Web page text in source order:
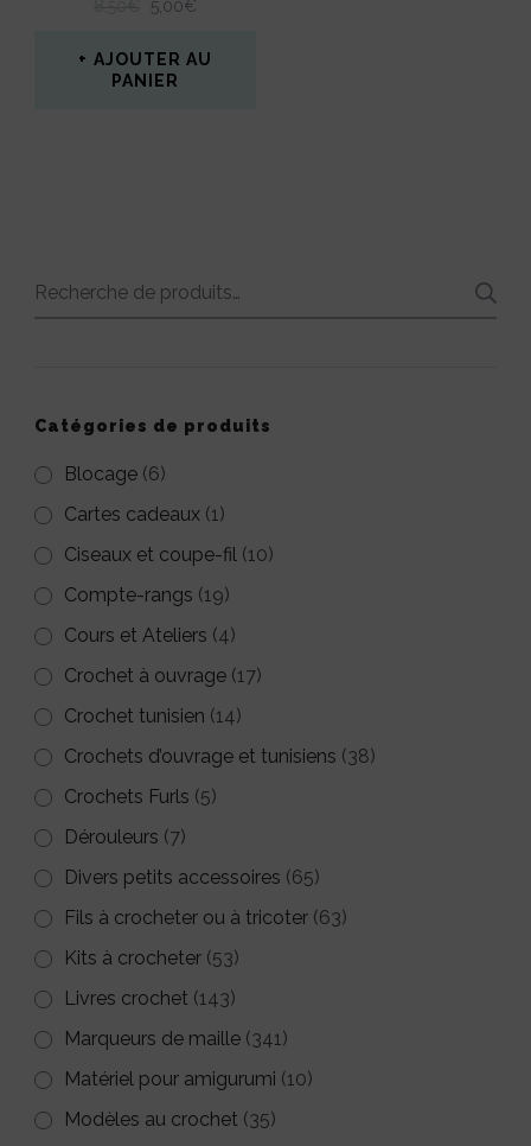
la
LE
INITIAL
ÉTAIT :
5,00€
ACTUEL
AJOUTER AU
PANIER
Recherche
Catégories de produits
Blocage (6)
Cartes cadeaux (1)
Ciseaux et coupe-fil (10)
Compte-rangs (19)
Cours et Ateliers (4)
Crochet à ouvrage (17)
Crochet tunisien (14)
Crochets d’ouvrage et tunisiens (38)
Crochets Furls (5)
Dérouleurs (7)
Divers petits accessoires (65)
Fils à crocheter ou à tricoter (63)
Kits à crocheter (53)
Livres crochet (143)
Marqueurs de maille (341)
Matériel pour amigurumi (10)
Modèles au crochet (35)